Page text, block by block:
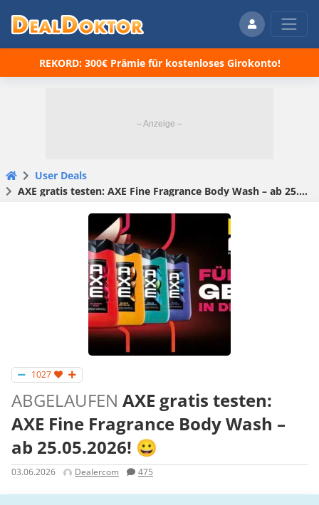
REKORD: 300€ Prämie für kostenloses Girokonto!
User Deals
AXE gratis testen: AXE Fine Fragrance Body Wash – ab 25.05.2026! 😀
1027
ABGELAUFEN AXE gratis testen:
AXE Fine Fragrance Body Wash –
ab 25.05.2026! 😀
03.06.2026 Dealercom 475